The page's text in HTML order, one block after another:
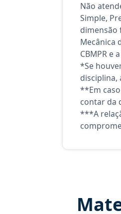
Não
Simple,
dimensão
Mecânica
CBMPR e
*Se
disciplina,
**Em
contar da
***A